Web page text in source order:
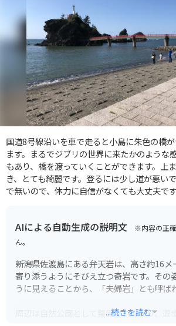
国道8号線沿いを車で走ると小島に朱色の橋
ます。まるでジブリの世界に来たかのような
もあり、橋を渡っていくことができます。上
き、とても綺麗です。登るには少し道が悪い
で無いので、体力に自信がなくても大丈夫です
AIによる自動生成の説明文 ※内容の正確
ん。
新潟県佐渡島にある弁天岩は、高さ約16
寄り添うようにそびえ立つ奇岩です。その
うに見えることから、「夫婦岩」とも呼ば
周辺は自然公園として整備されており、遊
...続きを読む